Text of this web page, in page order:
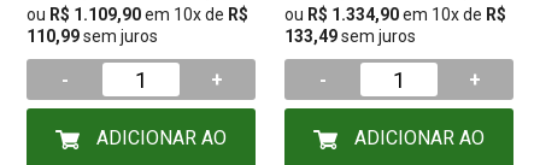
ou R$ 1.109,90em 10x de R$
110,99sem juros
- +
ou R$ 1.334,90em 10x de R$
133,49sem juros
- +